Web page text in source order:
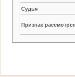
Судья
Признак